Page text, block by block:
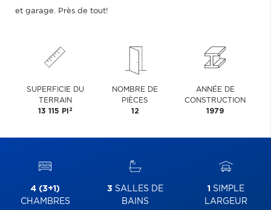
et garage. Près de tout!
SUPERFICIE DU
TERRAIN
13 115 PI 2
NOMBRE DE
PIÈCES
12
ANNÉE DE
CONSTRUCTION
1979
4 (3+1)
CHAMBRES
3 SALLES DE
BAINS
1 SIMPLE
LARGEUR